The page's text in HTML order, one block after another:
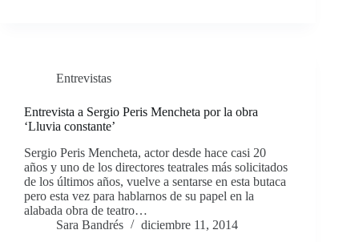
Entrevistas
Entrevista a Sergio Peris Mencheta por la obra
‘Lluvia constante’
Sergio Peris Mencheta, actor desde hace casi 20
años y uno de los directores teatrales más solicitados
de los últimos años, vuelve a sentarse en esta butaca
pero esta vez para hablarnos de su papel en la
alabada obra de teatro…
Sara Bandrés
diciembre 11, 2014